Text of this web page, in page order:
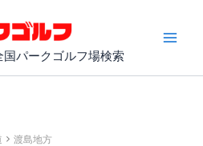
パークゴルフ場検索
渡島地方